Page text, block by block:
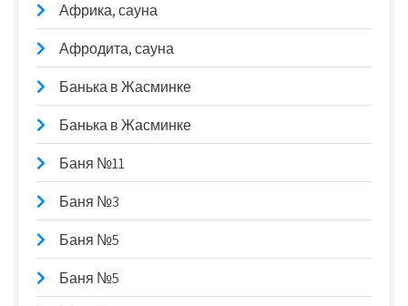
Африка, сауна
Афродита, сауна
Банька в Жасминке
Банька в Жасминке
Баня №11
Баня №3
Баня №5
Баня №5